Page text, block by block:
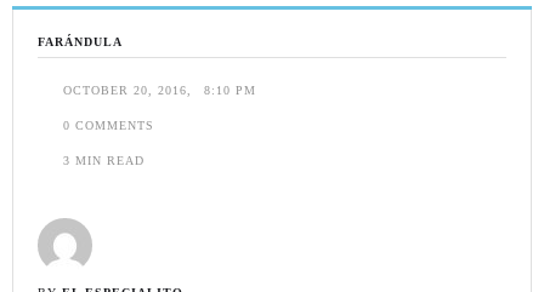
FARÁNDULA
OCTOBER 20, 2016 8:10 PM
0 COMMENTS
3 MIN READ